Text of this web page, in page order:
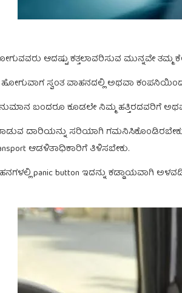
ಆದಷ್ಟು ಕತ್ತಲಾವರಿಸುವ ಮುನ್ನವೇ ತಮ್ಮ
ಸ್ವಂತ ವಾಹನದಲ್ಲಿ ಅಥವಾ
ಬಂದರೂ ಕೂಡಲೇ ನಿಮ್ಮ ಹತ್ತಿರದವರಿಗೆ
ದಾರಿಯನ್ನು ಸರಿಯಾಗಿ
ಆಡಳಿತಾಧಿಕಾರಿಗೆ ತಿಳಿಸಬೇಕು.
panic button ಇದನ್ನು ಕಡ್ಡಾಯವಾಗಿ